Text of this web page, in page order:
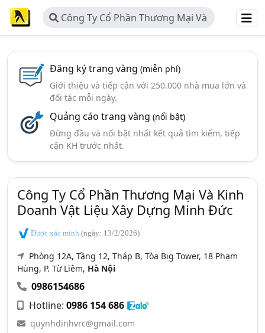
Công Ty Cổ Phần Thương Mại Và
Kinh Doanh Vật Liệu Xây Dựng Minh
Đăng ký trang vàng (miễn phí)
Giới thiệu và tiếp cận với 250.000 nhà mua lớn và
đối tác mỗi ngày.
Quảng cáo trang vàng (nổi bật)
Đừng đầu và nổi bật nhất kết quả tìm kiếm, tiếp
cận KH trước nhất.
Công Ty Cổ Phần Thương Mại Và Kinh
Doanh Vật Liệu Xây Dựng Minh Đức
Được xác minh (ngày: 13/2/2026)
Phòng 12A, Tầng 12, Tháp B, Tòa Big Tower, 18 Phạm
Hùng, P. Từ Liêm, Hà Nội
0986154686
Hotline: 0986 154 686
quynhdinhvrc@gmail.com